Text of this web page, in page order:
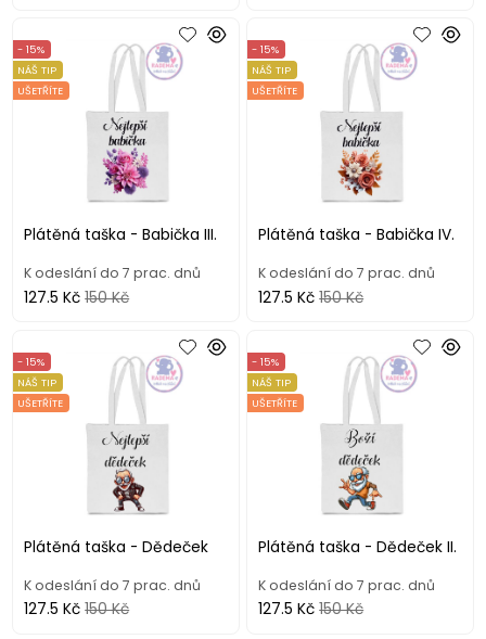
Plátěná taška - Babička III.
- 15%
NÁŠ TIP
UŠETŘÍTE
K odeslání do 7 prac. dnů
127.5 Kč 150 Kč
Plátěná taška - Babička IV.
- 15%
NÁŠ TIP
UŠETŘÍTE
K odeslání do 7 prac. dnů
127.5 Kč 150 Kč
Plátěná taška - Dědeček
- 15%
NÁŠ TIP
UŠETŘÍTE
K odeslání do 7 prac. dnů
127.5 Kč 150 Kč
Plátěná taška - Dědeček II.
- 15%
NÁŠ TIP
UŠETŘÍTE
K odeslání do 7 prac. dnů
127.5 Kč 150 Kč